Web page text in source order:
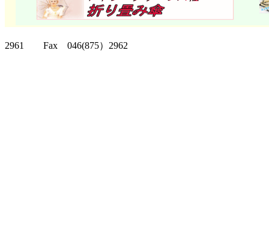
2961 Fax 046(875）2962